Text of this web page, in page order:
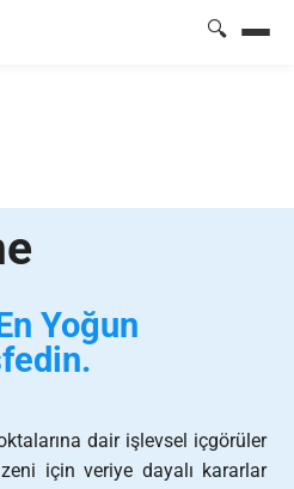
🔍
Yoğun
dair işlevsel içgörüler
için veriye dayalı kararlar